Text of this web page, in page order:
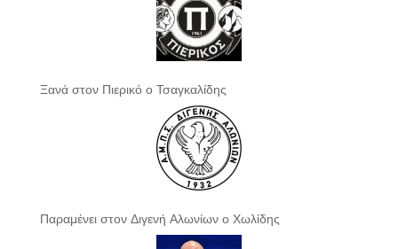
Ξανά στον Πιερικό ο Τσαγκαλίδης
Παραμένει στον Διγενή Αλωνίων ο Χωλίδης